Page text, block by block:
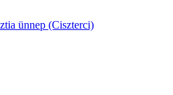
ünnep (Ciszterci)